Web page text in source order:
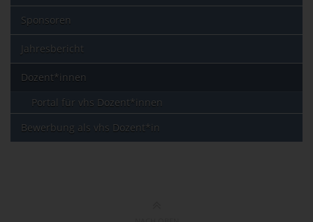
Sponsoren
Jahresbericht
Dozent*innen
Portal für vhs Dozent*innen
Bewerbung als vhs Dozent*in